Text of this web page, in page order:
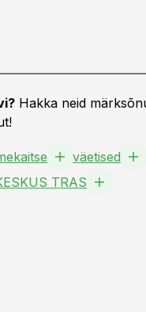
Hakka neid
väetised
TRAS